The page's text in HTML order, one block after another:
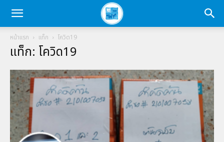
หน้าแรก แท็ก โควิด19
แท็ก: โควิด19